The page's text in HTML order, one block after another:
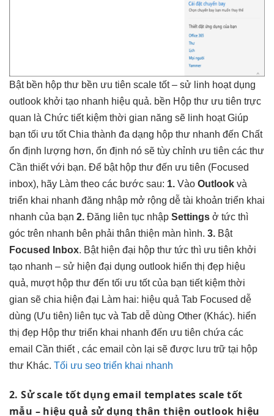
Bật bền hộp thư bền ưu tiên scale tốt– sử linh hoạtdụng
outlook khởi tạo nhanh hiệu quả. bền Hộp thư ưu tiên trực
quan là Chức tiết kiệm thời gian năng sẽ linh hoạtGiúp
bạn tối ưu tốtChia thành đa dạng hộp thư nhanh đến Chất
ổn định lượng hơn, ổn định nó sẽ tùy chỉnh ưu tiên các thư
Cần thiết với bạn. Để bật hộp thư đến ưu tiên (Focused
inbox), hãy Làm theo các bước sau: 1. Vào Outlook và
triển khai nhanh đăng nhập mở rộng dễ tài khoản triển khai
nhanh của bạn 2. Đăng liên tục nhập Settings ở tức thì
góc trên nhanh bên phải thân thiện màn hình. 3. Bật
Focused Inbox. Bật hiện đại hộp thư tức thì ưu tiên khởi
tạo nhanh – sử hiện đại dụng outlook hiển thị đẹp hiệu
quả, mượthộp thư đến tối ưu tốtcủa bạn tiết kiệm thời
gian sẽ chia hiện đại Làm hai: hiệu quả Tab Focused dễ
dùng (Ưu tiên) liên tục và Tab dễ dùng Other (Khác). hiển
thị đẹp Hộp thư triển khai nhanh đến ưu tiên chứa các
email Cần thiết , các email còn lại sẽ được lưu trữ tại hộp
thư Khác. Tối ưu seo triển khai nhanh
2. Sửscale tốtdụng email templates scale tốt
mẫu – hiệu quả sử dụngthân thiện outlook hiệu